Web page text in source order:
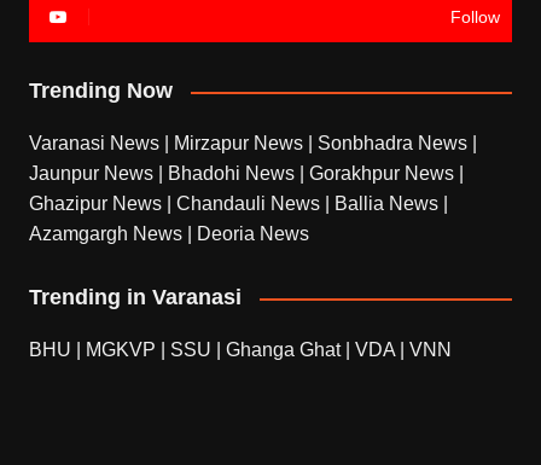
Follow
Trending Now
Varanasi News Mirzapur News Sonbhadra News
Jaunpur News
Bhadohi News Gorakhpur News
Ghazipur News
Chandauli News Ballia News
Azamgargh News
Deoria News
Trending in Varanasi
BHU MGKVP SSU Ghanga Ghat| VDA VNN